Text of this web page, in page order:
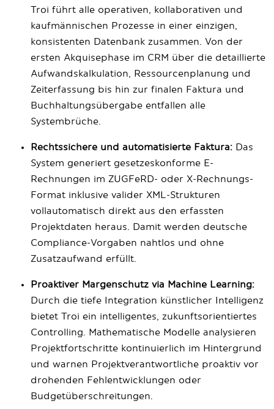
Troi führt alle operativen, kollaborativen und
kaufmännischen Prozesse in einer einzigen,
konsistenten Datenbank zusammen. Von der
ersten Akquisephase im CRM über die detaillierte
Aufwandskalkulation, Ressourcenplanung und
Zeiterfassung bis hin zur finalen Faktura und
Buchhaltungsübergabe entfallen alle
Systembrüche.
Rechtssichere und automatisierte Faktura: Das
System generiert gesetzeskonforme E-
Rechnungen im ZUGFeRD- oder X-Rechnungs-
Format inklusive valider XML-Strukturen
vollautomatisch direkt aus den erfassten
Projektdaten heraus. Damit werden deutsche
Compliance-Vorgaben nahtlos und ohne
Zusatzaufwand erfüllt.
Proaktiver Margenschutz via Machine Learning:
Durch die tiefe Integration künstlicher Intelligenz
bietet Troi ein intelligentes, zukunftsorientiertes
Controlling. Mathematische Modelle analysieren
Projektfortschritte kontinuierlich im Hintergrund
und warnen Projektverantwortliche proaktiv vor
drohenden Fehlentwicklungen oder
Budgetüberschreitungen.